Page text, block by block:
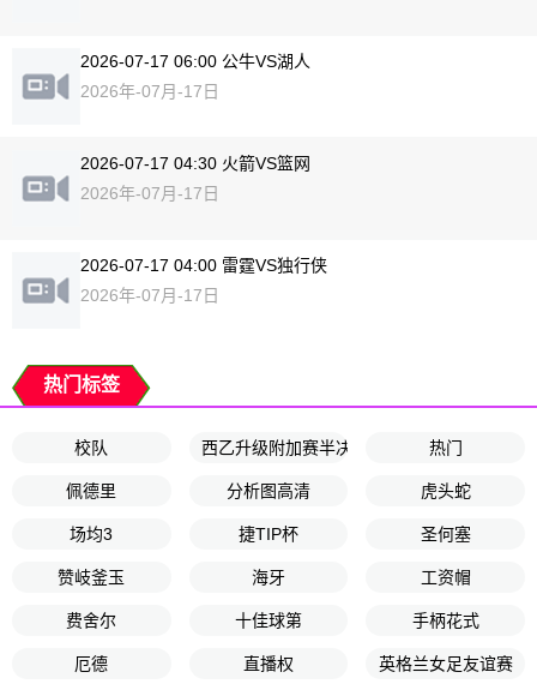
2026-07-17 06:00 公牛VS湖人
2026年-07月-17日
2026-07-17 04:30 火箭VS篮网
2026年-07月-17日
2026-07-17 04:00 雷霆VS独行侠
2026年-07月-17日
热门标签
校队 西乙升级附加赛半决赛首回合 热门
佩德里 分析图高清 虎头蛇
场均3 捷TIP杯 圣何塞
赞岐釜玉 海牙 工资帽
费舍尔 十佳球第 手柄花式
厄德 直播权 英格兰女足友谊赛